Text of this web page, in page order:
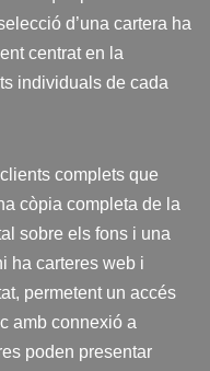
d’una cartera ha
centrat en la
individuals de cada
complets que
còpia completa de la
sobre els fons i una
ha carteres web i
permetent un accés
amb connexió a
poden presentar